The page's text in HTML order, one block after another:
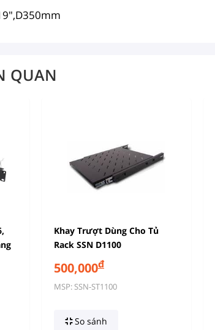
QUAN
Khay Trượt Dùng Cho Tủ
Rack SSN D1100
500,000đ
MSP: SSN-ST1100
So sánh